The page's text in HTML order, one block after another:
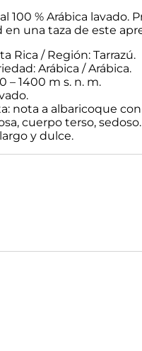
100 % Arábica lavado.
una taza de este
Rica / Región: Tarrazú.
Arábica / Arábica.
– 1400 m s. n. m.
nota a albaricoque
cuerpo terso, sedoso.
y dulce.